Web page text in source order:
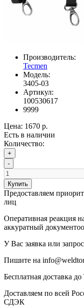
Производитель:
Tecmen
Модель:
3405-03
Артикул:
100530617
9999
Цена: 1670 р.
Есть в наличии
Количество:
+
-
Купить
Предоставляем
лиц
Оперативная реакция
аккуратный
У Вас заявка или
Пишите на
Бесплатная доставка
Доставляем по всей
СДЭК